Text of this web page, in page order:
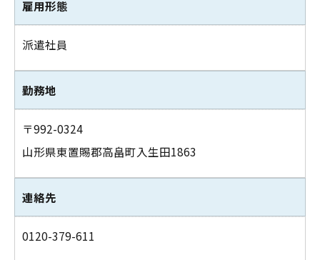
雇用形態
派遣社員
勤務地
〒992-0324
山形県東置賜郡高畠町入生田1863
連絡先
0120-379-611